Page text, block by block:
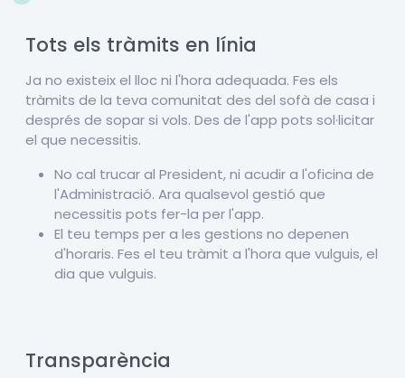
Tots els tràmits en línia
Ja no existeix el lloc ni l'hora adequada. Fes els
tràmits de la teva comunitat des del sofà de casa i
després de sopar si vols. Des de l'app pots sol·licitar
el que necessitis.
No cal trucar al President, ni acudir a l'oficina de
l'Administració. Ara qualsevol gestió que
necessitis pots fer-la per l'app.
El teu temps per a les gestions no depenen
d'horaris. Fes el teu tràmit a l'hora que vulguis, el
dia que vulguis.
Transparència